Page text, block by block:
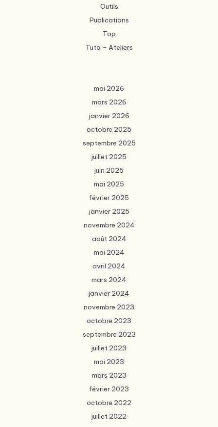
Outils
Publications
Top
Tuto – Ateliers
mai 2026
mars 2026
janvier 2026
octobre 2025
septembre 2025
juillet 2025
juin 2025
mai 2025
février 2025
janvier 2025
novembre 2024
août 2024
mai 2024
avril 2024
mars 2024
janvier 2024
novembre 2023
octobre 2023
septembre 2023
juillet 2023
mai 2023
mars 2023
février 2023
octobre 2022
juillet 2022